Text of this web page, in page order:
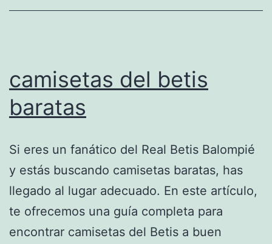
camisetas del betis
baratas
Si eres un fanático del Real Betis Balompié
y estás buscando camisetas baratas, has
llegado al lugar adecuado. En este artículo,
te ofrecemos una guía completa para
encontrar camisetas del Betis a buen